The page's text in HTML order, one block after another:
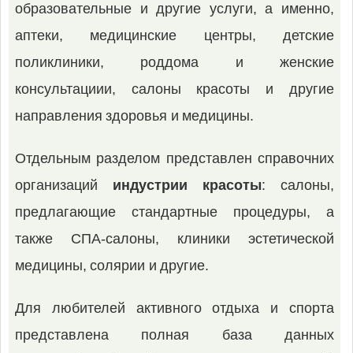
образовательные и другие услуги, а именно,
аптеки, медицинские центры, детские
поликлиники, роддома и женские
консультациии, салоны красоты и другие
направления здоровья и медицины.
Отдельным разделом представлен справочних
организаций индустрии красоты: салоны,
предлагающие стандартные процедуры, а
также СПА-салоны, клиники эстетической
медицины, солярии и другие.
Для любителей активного отдыха и спорта
представлена полная база данных